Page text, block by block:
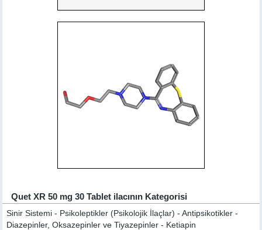
Quet XR 50 mg 30 Tablet ilacının Kategorisi
Sinir Sistemi - Psikoleptikler (Psikolojik İlaçlar) - Antipsikotikler -
Diazepinler, Oksazepinler ve Tiyazepinler - Ketiapin